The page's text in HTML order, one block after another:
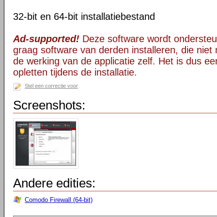
32-bit en 64-bit installatiebestand
Ad-supported! Deze software wordt
graag software van derden installeren, die niet
de werking van de applicatie zelf. Het is dus
opletten tijdens de installatie.
Stel een correctie voor
Screenshots:
Andere edities:
Comodo Firewall (64-bit)